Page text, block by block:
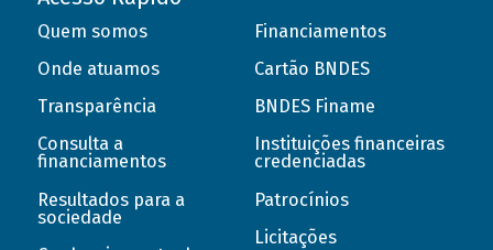
Quem somos
Onde atuamos
Transparência
Consulta a
financiamentos
Resultados para a
sociedade
Financiamentos
Cartão BNDES
BNDES Finame
Instituições financeiras
credenciadas
Patrocínios
Licitações